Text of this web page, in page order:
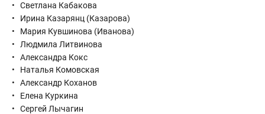
Светлана Кабакова
Ирина Казарянц (Казарова)
Мария Кувшинова (Иванова)
Людмила Литвинова
Александра Кокс
Наталья Комовская
Александр Коханов
Елена Куркина
Сергей Лычагин